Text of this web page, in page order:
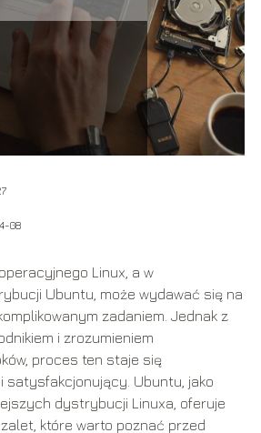
08
Linux, a w
Ubuntu, może wydawać się na
zadaniem. Jednak z
i zrozumieniem
proces ten staje się
satysfakcjonujący. Ubuntu, jako
dystrybucji Linuxa, oferuje
które warto poznać przed